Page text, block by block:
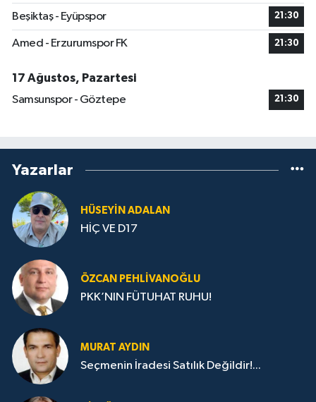
Beşiktaş - Eyüpspor 21:30
Amed - Erzurumspor FK 21:30
17 Ağustos, Pazartesi
Samsunspor - Göztepe
21:30
Yazarlar
HÜSEYIN ADALAN
HİÇ VE D17
ÖZCAN PEHLIVANOĞLU
PKK’NIN FÜTUHAT RUHU!
MURAT AYDIN
Seçmenin İradesi Satılık Değildir!...